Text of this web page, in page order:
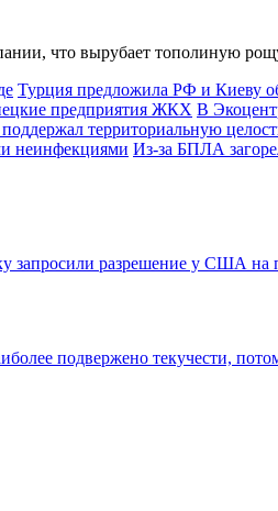
что вырубает тополиную
Турция предложила РФ и Киеву
предприятия ЖКХ В
территориальную
неинфекциями Из-за БПЛА
запросили разрешение у США
подвержено текучести,